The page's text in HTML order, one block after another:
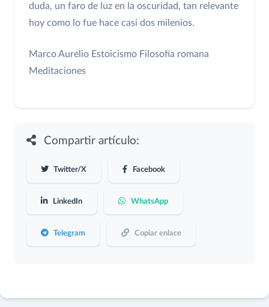
duda, un faro de luz en la oscuridad, tan relevante
hoy como lo fue hace casi dos milenios.
Marco Aurelio Estoicismo Filosofía romana
Meditaciones
Compartir artículo:
Twitter/X Facebook
LinkedIn WhatsApp
Telegram Copiar enlace